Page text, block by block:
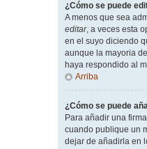
¿Cómo se puede
A menos que sea
editar, a veces esta
en el suyo diciendo
aunque la mayoria
haya respondido al
Arriba
¿Cómo se puede
Para añadir una
cuando publique un
dejar de añadirla en